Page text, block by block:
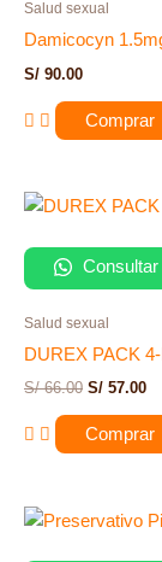
Salud sexual
Damicocyn
S/ 90.00
Comprar
Salud sexual
DUREX PACK
S/66.00 S/ 57.00
Comprar